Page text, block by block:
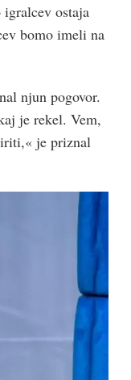
ostaja
bomo imeli na
njun pogovor.
je rekel. Vem,
je priznal